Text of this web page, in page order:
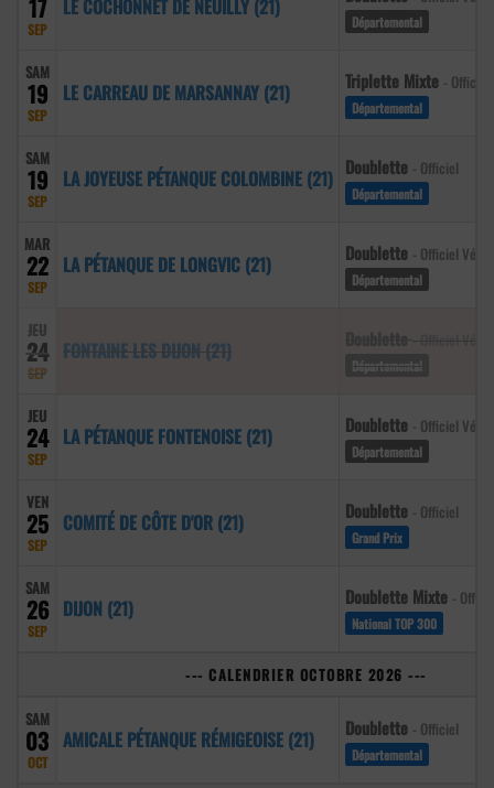
17
SEP
LE COCHONNET DE NEUILLY (21)
Départemental
SAM
19
SEP
LE CARREAU DE MARSANNAY (21) Triplette Mixte - Officiel
Départemental
SAM
19
SEP
LA JOYEUSE PÉTANQUE COLOMBINE (21) Doublette - Officiel
Départemental
MAR
22
SEP
LA PÉTANQUE DE LONGVIC (21) Doublette - Officiel
Départemental
JEU
24
SEP
FONTAINE LES DIJON (21)
Départemental
JEU
24
SEP
LA PÉTANQUE FONTENOISE (21) Doublette - Officiel
Départemental
VEN
25
SEP
COMITÉ DE CÔTE D'OR (21) Doublette - Officiel
Grand Prix
SAM
26
SEP
DIJON (21) Doublette Mixte -
National TOP 300
--- CALENDRIER OCTOBRE 2026 ---
SAM
03
OCT
AMICALE PÉTANQUE RÉMIGEOISE (21) Doublette - Officiel
Départemental